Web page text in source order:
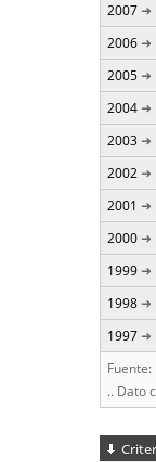
2007
2006
2005
2004
2003
2002
2001
2000
1999
1998
1997
.. Dato